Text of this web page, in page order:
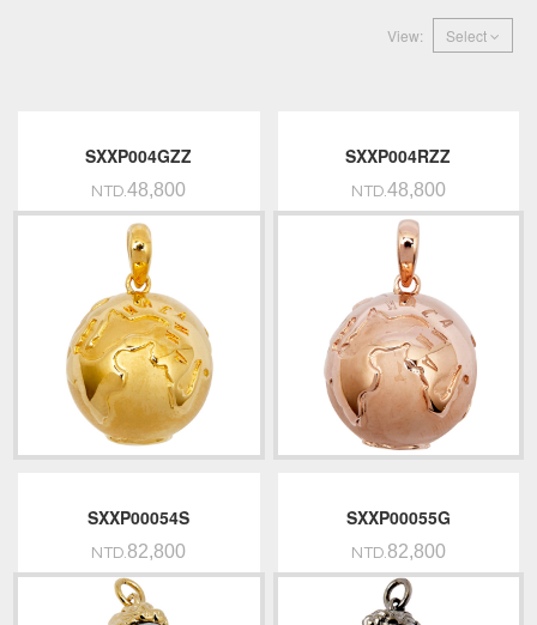
View: Select
SXXP004GZZ
NTD.48,800
SXXP004RZZ
NTD.48,800
SXXP00054S
NTD.82,800
SXXP00055G
NTD.82,800